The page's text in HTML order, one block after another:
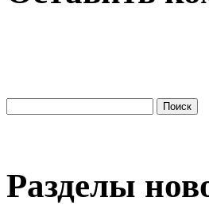
Разделы